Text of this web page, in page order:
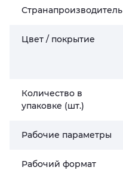
Странапроизводитель
Цвет / покрытие
Количество в
упаковке (шт.)
Рабочие параметры
Рабочий формат